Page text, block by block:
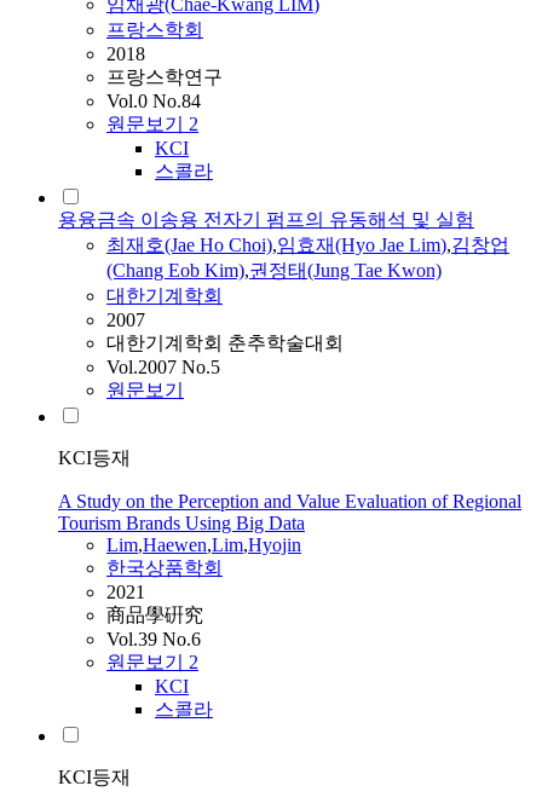
임채광(Chae-Kwang LIM)
프랑스학회
2018
프랑스학연구
Vol.0 No.84
원문보기 2
KCI
스콜라
용융금속 이송용 전자기 펌프의 유동해석 및 실험
최재호(Jae Ho Choi),임효재(Hyo Jae Lim),김창업
(Chang Eob Kim),권정태(Jung Tae Kwon)
대한기계학회
2007
대한기계학회 춘추학술대회
Vol.2007 No.5
원문보기
KCI등재
A Study on the Perception and Value Evaluation of Regional
Tourism Brands Using Big Data
Lim,Haewen,Lim,Hyojin
한국상품학회
2021
商品學硏究
Vol.39 No.6
원문보기 2
KCI
스콜라
KCI등재